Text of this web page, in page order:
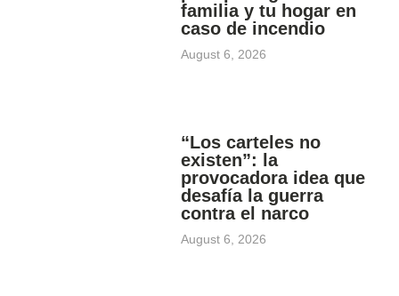
familia y tu hogar en
caso de incendio
August 6, 2026
“Los carteles no
existen”: la
provocadora idea que
desafía la guerra
contra el narco
August 6, 2026